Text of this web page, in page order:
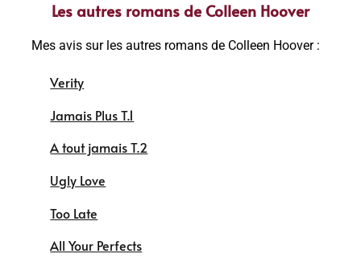
Les autres romans de Colleen Hoover
Mes avis sur les autres romans de Colleen Hoover :
Verity
Jamais Plus T.1
A tout jamais T.2
Ugly Love
Too Late
All Your Perfects